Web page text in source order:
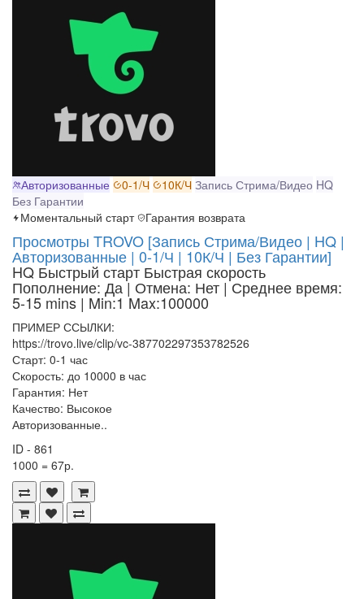
Авторизованные 0-1/Ч 10К/Ч Запись Стрима/Видео HQ
Без Гарантии
Моментальный старт
Гарантия возврата
Просмотры TROVO [Запись Стрима/Видео | HQ |
Авторизованные | 0-1/Ч | 10К/Ч | Без Гарантии]
HQ Быстрый старт Быстрая скорость
Пополнение: Да | Отмена: Нет | Среднее время:
5-15 mins | Min:1 Max:100000
ПРИМЕР ССЫЛКИ:
https://trovo.live/clip/vc-387702297353782526
Старт: 0-1 час
Скорость: до 10000 в час
Гарантия: Нет
Качество: Высокое
Авторизованные..
ID - 861
1000 = 67р.